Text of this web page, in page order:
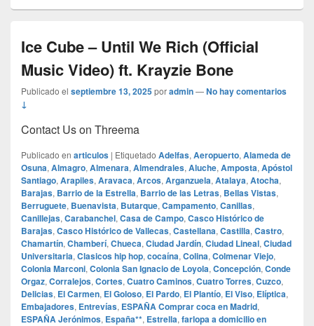
Ice Cube – Until We Rich (Official
Music Video) ft. Krayzie Bone
Publicado el septiembre 13, 2025poradmin—No hay comentarios
↓
Contact Us on Threema
Publicado en articulos | Etiquetado Adelfas, Aeropuerto, Alameda de
Osuna, Almagro, Almenara, Almendrales, Aluche, Amposta, Apóstol
Santiago, Arapiles, Aravaca, Arcos, Arganzuela, Atalaya, Atocha,
Barajas, Barrio de la Estrella, Barrio de las Letras, Bellas Vistas,
Berruguete, Buenavista, Butarque, Campamento, Canillas,
Canillejas, Carabanchel, Casa de Campo, Casco Histórico de
Barajas, Casco Histórico de Vallecas, Castellana, Castilla, Castro,
Chamartín, Chamberí, Chueca, Ciudad Jardín, Ciudad Lineal, Ciudad
Universitaria, Clasicos hip hop, cocaína, Colina, Colmenar Viejo,
Colonia Marconi, Colonia San Ignacio de Loyola, Concepción, Conde
Orgaz, Corralejos, Cortes, Cuatro Caminos, Cuatro Torres, Cuzco,
Delicias, El Carmen, El Goloso, El Pardo, El Plantío, El Viso, Elíptica,
Embajadores, Entrevías, ESPAÑA Comprar coca en Madrid,
ESPAÑA Jerónimos, España**, Estrella, farlopa a domicilio en